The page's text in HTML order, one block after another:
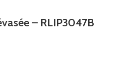
– RLIP3047B